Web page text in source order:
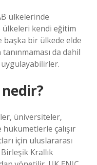
ülkelerinde
ülkeleri kendi eğitim
bir ülkede elde
da dahil
üniversiteler,
çalışır
için uluslararası
Krallık